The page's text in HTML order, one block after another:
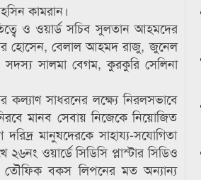
কামরান।
ও ওয়ার্ড সচিব সুলতান আহমদের
হোসেন, বেলাল আহমদ রাজু, জুনেল
সালমা বেগম, কুরকুরি সেলিনা
কল্যাণ সাধরনের লক্ষ্যে নিরলসভাবে
মানব সেবায় নিজেকে নিয়োজিত
মানুষদেরকে সাহায্য-সযোগিতা
ওয়ার্ডে সিডিসি প্লাস্টার সিডিও
তৌফিক বকস লিপনের মত অন্যান্য